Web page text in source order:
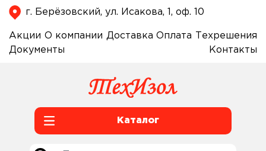
г. Берёзовский, ул. Исакова, 1, оф. 10
Акции О компании Доставка Оплата
Техрешения
Документы
Контакты
Каталог